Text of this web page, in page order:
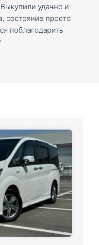
удачно и
состояние просто
поблагодарить